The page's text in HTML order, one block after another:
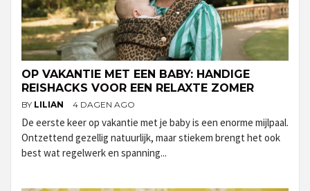
OP VAKANTIE MET EEN BABY: HANDIGE
REISHACKS VOOR EEN RELAXTE ZOMER
BY LILIAN 4 DAGEN AGO
De eerste keer op vakantie met je baby is een enorme mijlpaal.
Ontzettend gezellig natuurlijk, maar stiekem brengt het ook
best wat regelwerk en spanning...